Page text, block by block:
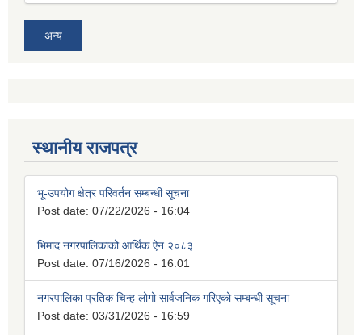
अन्य
स्थानीय राजपत्र
भू-उपयोग क्षेत्र परिवर्तन सम्बन्धी सूचना
Post date: 07/22/2026 - 16:04
भिमाद नगरपालिकाको आर्थिक ऐन २०८३
Post date: 07/16/2026 - 16:01
नगरपालिका प्रतिक चिन्ह लोगो सार्वजनिक गरिएको सम्बन्धी सूचना
Post date: 03/31/2026 - 16:59